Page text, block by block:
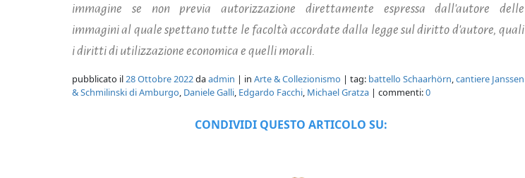
immagine se non previa autorizzazione direttamente espressa dall'autore delle
immagini al quale spettano tutte le facoltà accordate dalla legge sul diritto d'autore, quali
i diritti di utilizzazione economica e quelli morali.
pubblicato il28 Ottobre 2022daadmin | in Arte & Collezionismo | tag: battello Schaarhörn,cantiere Janssen
& Schmilinski di Amburgo, Daniele Galli, Edgardo Facchi, Michael Gratza | commenti:0
CONDIVIDI QUESTO ARTICOLO SU: